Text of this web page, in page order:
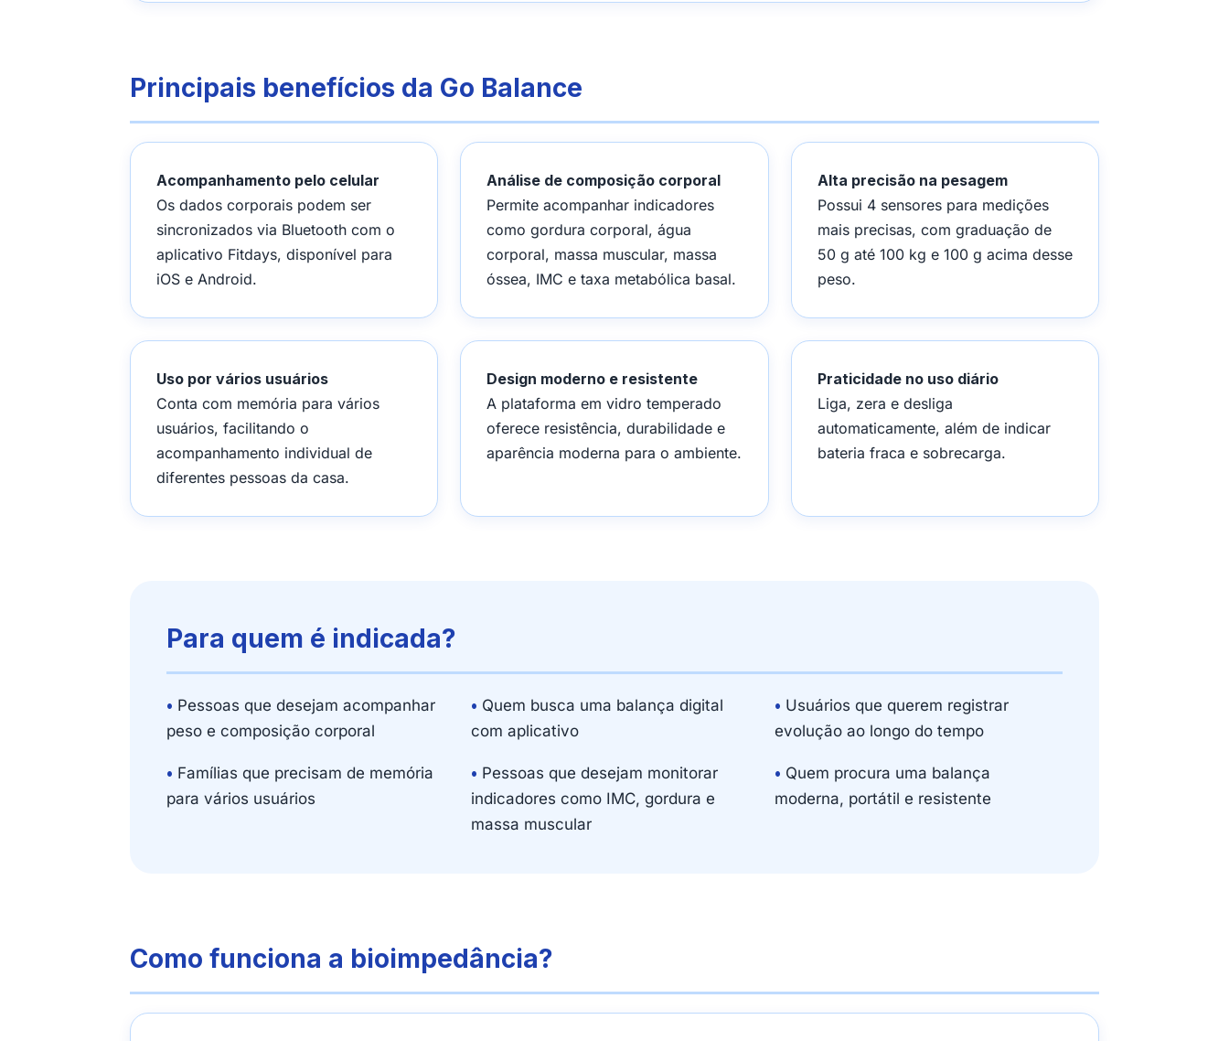
Principais benefícios da Go Balance
Acompanhamento pelo celular
Os dados corporais podem ser
sincronizados via Bluetooth com o
aplicativo Fitdays, disponível para
iOS e Android.
Análise de composição corporal
Permite acompanhar indicadores
como gordura corporal, água
corporal, massa muscular, massa
óssea, IMC e taxa metabólica basal.
Alta precisão na pesagem
Possui 4 sensores para medições
mais precisas, com graduação de
50 g até 100 kg e 100 g acima desse
peso.
Uso por vários usuários
Conta com memória para vários
usuários, facilitando o
acompanhamento individual de
diferentes pessoas da casa.
Design moderno e resistente
A plataforma em vidro temperado
oferece resistência, durabilidade e
aparência moderna para o ambiente.
Praticidade no uso diário
Liga, zera e desliga
automaticamente, além de indicar
bateria fraca e sobrecarga.
Para quem é indicada?
• Pessoas que desejam acompanhar
peso e composição corporal
• Quem busca uma balança digital
com aplicativo
• Usuários que querem registrar
evolução ao longo do tempo
• Famílias que precisam de memória
para vários usuários
• Pessoas que desejam monitorar
indicadores como IMC, gordura e
massa muscular
• Quem procura uma balança
moderna, portátil e resistente
Como funciona a bioimpedância?